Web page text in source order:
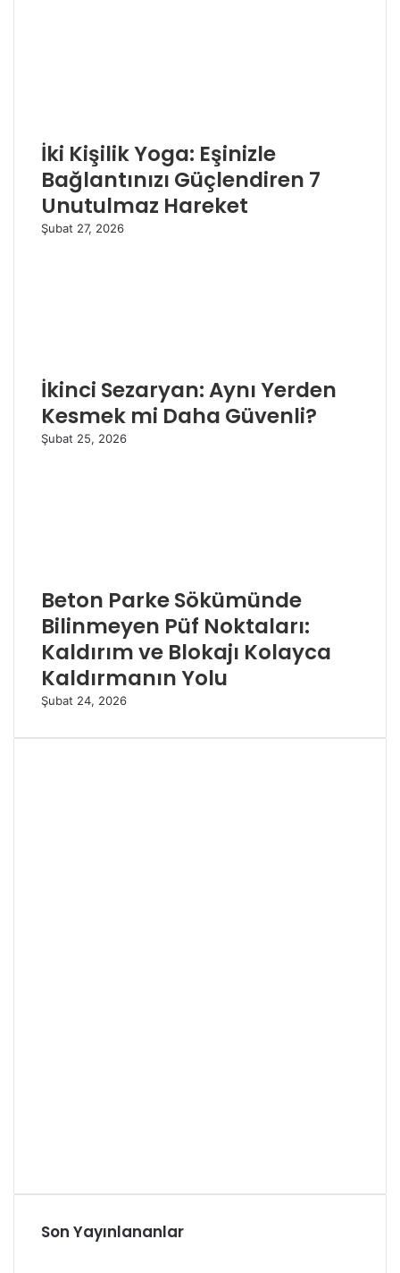
İki Kişilik Yoga: Eşinizle
Bağlantınızı Güçlendiren 7
Unutulmaz Hareket
Şubat 27, 2026
İkinci Sezaryan: Aynı Yerden
Kesmek mi Daha Güvenli?
Şubat 25, 2026
Beton Parke Sökümünde
Bilinmeyen Püf Noktaları:
Kaldırım ve Blokajı Kolayca
Kaldırmanın Yolu
Şubat 24, 2026
Son Yayınlananlar